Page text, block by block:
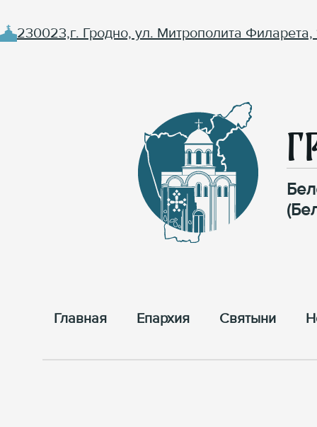
230023,г. Гродно, ул. Митрополита Филарета,
Главная Епархия Cвятыни